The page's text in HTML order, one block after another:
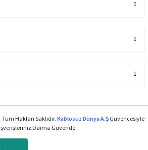
Hakları Saklıdır. Kablosuz Dünya A.ŞGüvencesiyle
Daima Güvende